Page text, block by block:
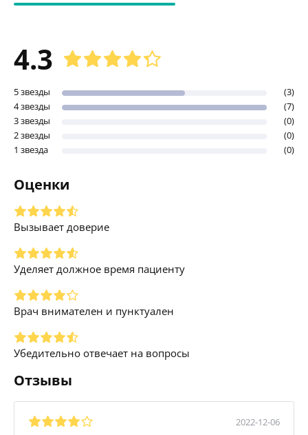
4.3
5 звезды
(3)
4 звезды
(7)
3 звезды
(0)
2 звезды
(0)
1 звезда
(0)
Оценки
Вызывает доверие
Уделяет должное время пациенту
Врач внимателен и пунктуален
Убедительно отвечает на вопросы
Отзывы
2022-12-06